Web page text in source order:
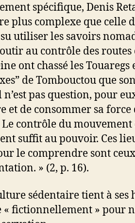
spécifique, Denis
plus complexe que celle
utiliser les savoirs
au contrôle des routes
ont chassé les
de Tombouctou que
pas question, pour
et de consommer sa
Le contrôle du mouvement
suffit au pouvoir. Ces
le comprendre sont
» (2, p. 16).
sédentaire tient à ses
fictionnellement » pour